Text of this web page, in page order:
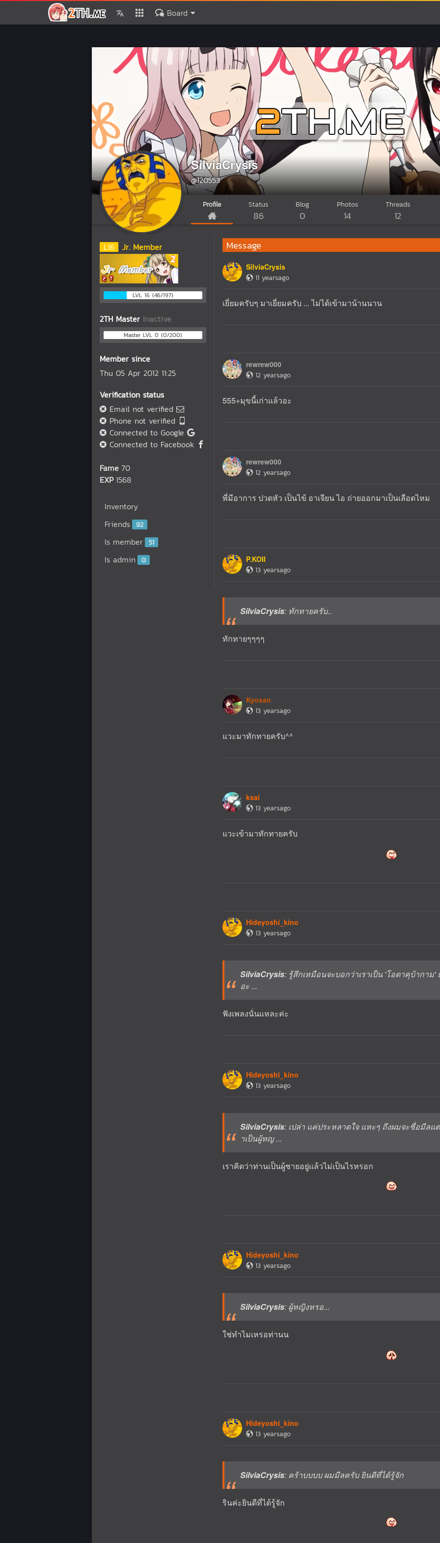
Board
SilviaCrysis
@120553
Profile Status
86
Blog
0
Photos
14
Threads
12
L16 Jr. Member
LVL 16 (46/197)
2TH Master Inactive
Master LVL 0 (0/200)
Member since
Thu 05 Apr 2012 11:25
Verification status
Email not verified
Phone not verified
Connected to Google
Connected to Facebook
Fame 70
EXP 1568
Inventory
Friends 92
Is member 51
Is admin 0
Message
SilviaCrysis
11 yearsago
เยี่ยมครับๆ มาเยี่ยมครับ ... ไม่ได้เข้ามาน้านนาน
rewrew000
12 yearsago
555+มุขนี้เก่าแล้วอะ
rewrew000
12 yearsago
พี่มีอาการ ปวดหัว เป็นไข้ อาเจียน ไอ ถ่ายออกมาเป็นเลือดไหม
P.KOII
13 yearsago
SilviaCrysis: ทักทายครับ..
ทักทายๆๆๆๆ
Kyosan
13 yearsago
แวะมาทักทายครับ^^
ksai
13 yearsago
แวะเข้ามาทักทายครับ
Hideyoshi_kino
13 yearsago
SilviaCrysis: รู้สึกเหมือนจะบอกว่าเราเป็น 'โอตาคุบ้ากาม'
อะ ...
ฟังเพลงนั่นเเหละค่ะ
Hideyoshi_kino
13 yearsago
SilviaCrysis: เปล่า แค่ประหลาดใจ แหะๆ ถึงผมจะชื่อมีล
าเป็นผู้หญ ...
เราคิดว่าท่านเป็นผู้ชายอยู่เเล้วไม่เป็นไรหรอก
Hideyoshi_kino
13 yearsago
SilviaCrysis: ผู้หญิงหรอ...
ใช่ทำไมเหรอท่านน
Hideyoshi_kino
13 yearsago
SilviaCrysis: คร้าบบบบ ผมมีลครับ ยินดีที่ได้รู้จัก
รินค่ะยินดีที่ได้รู้จัก